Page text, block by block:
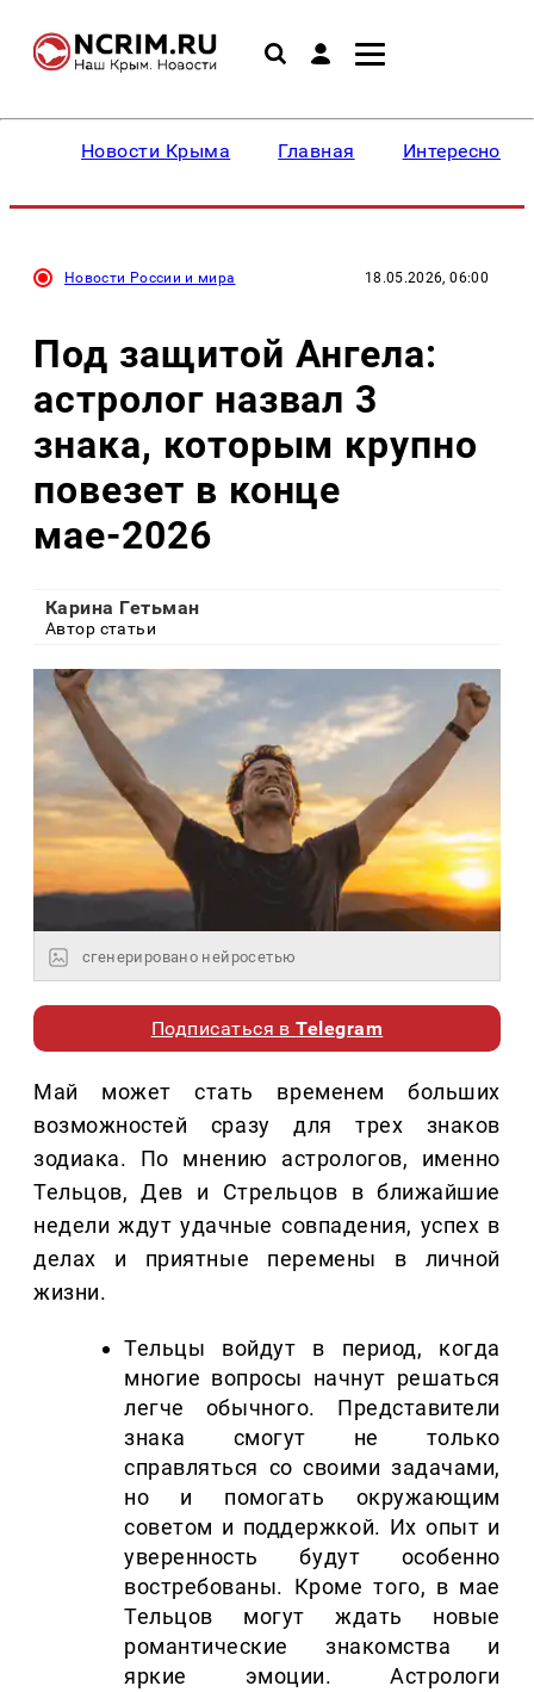
Новости Крыма Главная Интересное
Новости России и мира 18.05.2026, 06:00
Под защитой Ангела:
астролог назвал 3
знака, которым крупно
повезет в конце
мае-2026
Карина Гетьман
Автор статьи
сгенерировано нейросетью
Подписаться вTelegram
Май может стать временем больших
возможностей сразу для трех знаков
зодиака. По мнению астрологов, именно
Тельцов, Дев и Стрельцов в ближайшие
недели ждут удачные совпадения, успех в
делах и приятные перемены в личной
жизни.
Тельцы войдут в период, когда
многие вопросы начнут решаться
легче обычного. Представители
знака смогут не только
справляться со своими задачами,
но и помогать окружающим
советом и поддержкой. Их опыт и
уверенность будут особенно
востребованы. Кроме того, в мае
Тельцов могут ждать новые
романтические знакомства и
яркие эмоции. Астрологи